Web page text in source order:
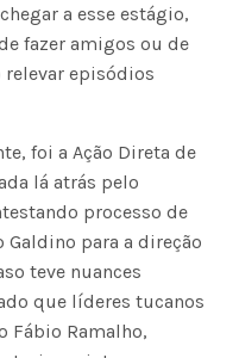
a esse estágio,
fazer amigos ou de
episódios
foi a Ação Direta de
lá atrás pelo
processo de
Galdino para a direção
teve nuances
que líderes tucanos
Fábio Ramalho,